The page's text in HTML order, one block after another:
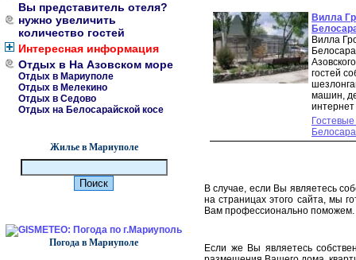
Вы представитель отеля?
нужно увеличить
количество гостей
Интересная информация
Отдых в На Азовском море
Отдых в Мариуполе
Отдых в Мелекино
Отдых в Седово
Отдых на Белосарайской косе
Жилье в Мариуполе
Погода в Мариуполе
Вилла
Вилла
гостей
машин,
В случае, если Вы являетесь
на страницах этого сайта, мы
Вам профессионально поможем.
Если же Вы являетесь